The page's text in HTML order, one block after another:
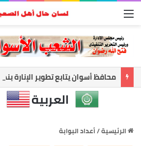
القائمة
العربية
الرئيسية/أعداد البوابة